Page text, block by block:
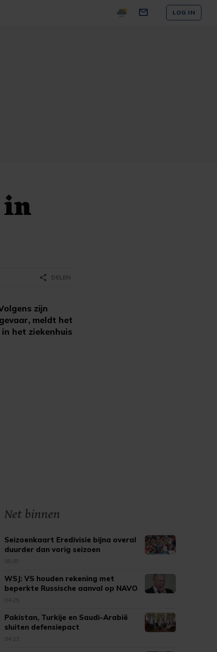
LOG IN
zijn
meldt het
het ziekenhuis
share DELEN
Net binnen
Seizoenkaart Eredivisie bijna overal
duurder dan vorig seizoen
05:07
WSJ: VS houden rekening met
beperkte Russische aanval op NAVO
04:25
Pakistan, Turkije en Saudi-Arabië
sluiten defensiepact
04:23